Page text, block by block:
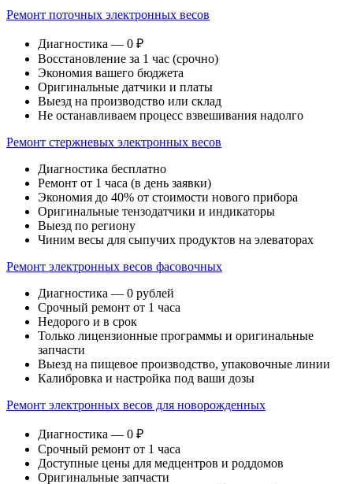
Ремонт поточных электронных весов
Диагностика — 0 ₽
Восстановление за 1 час (срочно)
Экономия вашего бюджета
Оригинальные датчики и платы
Выезд на производство или склад
Не останавливаем процесс взвешивания надолго
Ремонт стержневых электронных весов
Диагностика бесплатно
Ремонт от 1 часа (в день заявки)
Экономия до 40% от стоимости нового прибора
Оригинальные тензодатчики и индикаторы
Выезд по региону
Чиним весы для сыпучих продуктов на элеваторах
Ремонт электронных весов фасовочных
Диагностика — 0 рублей
Срочный ремонт от 1 часа
Недорого и в срок
Только лицензионные программы и оригинальные
запчасти
Выезд на пищевое производство, упаковочные линии
Калибровка и настройка под ваши дозы
Ремонт электронных весов для новорожденных
Диагностика — 0 ₽
Срочный ремонт от 1 часа
Доступные цены для медцентров и роддомов
Оригинальные запчасти